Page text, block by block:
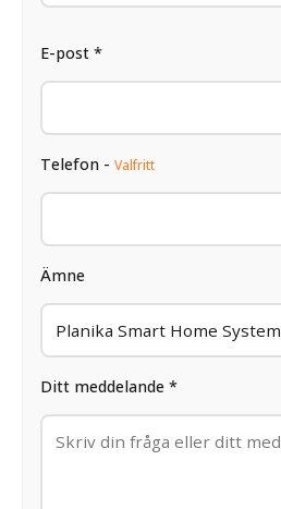
E-post *
Telefon - Valfritt
Ämne
Ditt meddelande *